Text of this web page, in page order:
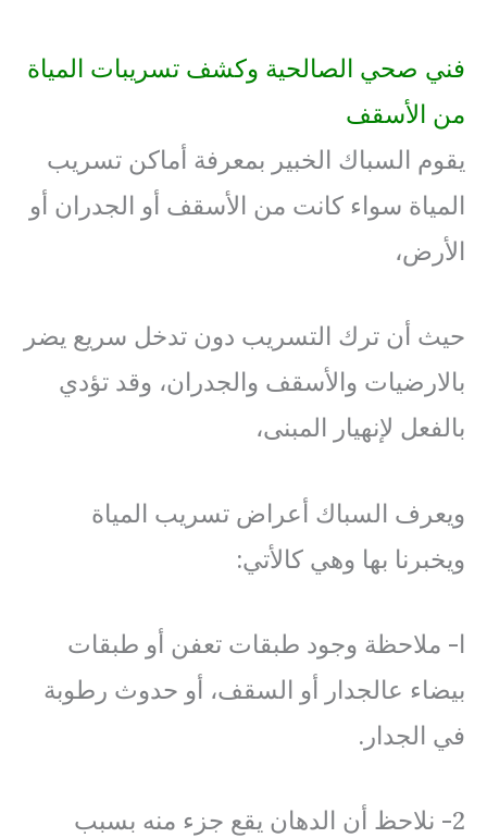
فني صحي الصالحية وكشف تسريبات المياة
من الأسقف
يقوم السباك الخبير بمعرفة أماكن تسريب
المياة سواء كانت من الأسقف أو الجدران أو
الأرض،
حيث أن ترك التسريب دون تدخل سريع يضر
بالارضيات والأسقف والجدران، وقد تؤدي
بالفعل لإنهيار المبنى،
ويعرف السباك أعراض تسريب المياة
ويخبرنا بها وهي كالأتي:
ا- ملاحظة وجود طبقات تعفن أو طبقات
بيضاء عالجدار أو السقف، أو حدوث رطوبة
في الجدار.
2- نلاحظ أن الدهان يقع جزء منه بسبب